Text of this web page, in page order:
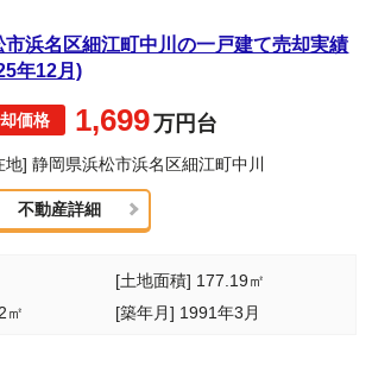
市浜名区細江町中川の一戸建て売却実績
年12月)
1,699万円台
地] 静岡県浜松市浜名区細江町中川
不動産詳細
[土地面積] 177.19㎡
㎡
[築年月] 1991年3月